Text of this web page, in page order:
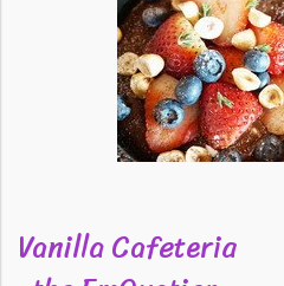
Vanilla Cafeteria